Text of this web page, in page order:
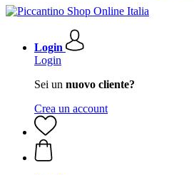
Login
Login
Sei un nuovo cliente?
Crea un account